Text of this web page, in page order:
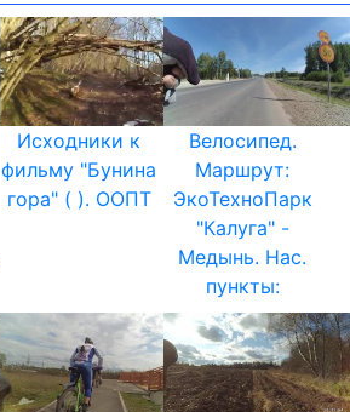
Исходники к
фильму "Бунина
гора" ( ). ООПТ
Велосипед.
Маршрут:
ЭкоТехноПарк
"Калуга" -
Медынь. Нас.
пункты: